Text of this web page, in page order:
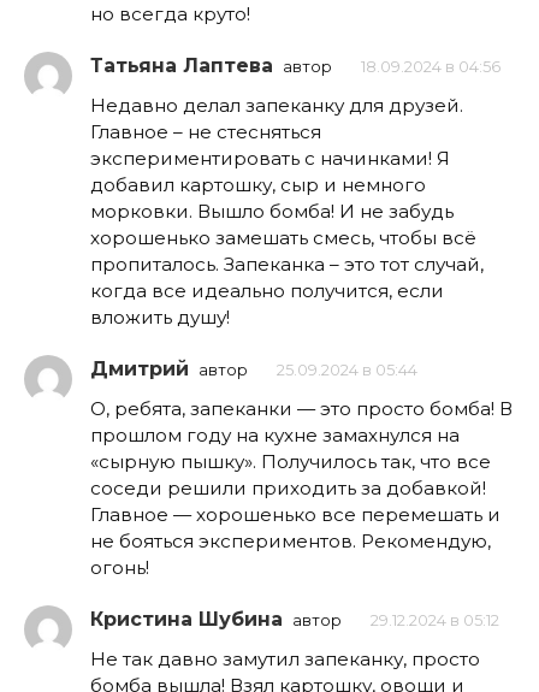
но всегда круто!
Татьяна Лаптева автор 18.09.2024 в 04:56
Недавно делал запеканку для друзей.
Главное – не стесняться
экспериментировать с начинками! Я
добавил картошку, сыр и немного
морковки. Вышло бомба! И не забудь
хорошенько замешать смесь, чтобы всё
пропиталось. Запеканка – это тот случай,
когда все идеально получится, если
вложить душу!
Дмитрий автор 25.09.2024 в 05:44
О, ребята, запеканки — это просто бомба! В
прошлом году на кухне замахнулся на
«сырную пышку». Получилось так, что все
соседи решили приходить за добавкой!
Главное — хорошенько все перемешать и
не бояться экспериментов. Рекомендую,
огонь!
Кристина Шубина автор 29.12.2024 в 05:12
Не так давно замутил запеканку, просто
бомба вышла! Взял картошку, овощи и